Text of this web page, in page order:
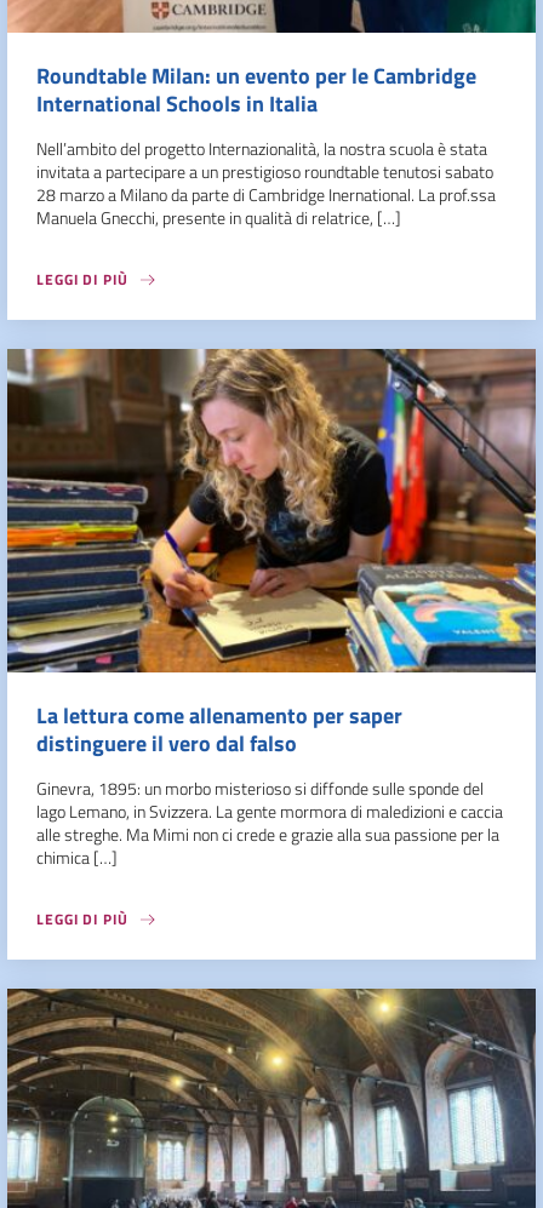
Roundtable Milan: un evento per le Cambridge
International Schools in Italia
Nell’ambito del progetto Internazionalità, la nostra scuola è stata
invitata a partecipare a un prestigioso roundtable tenutosi sabato
28 marzo a Milano da parte di Cambridge Inernational. La prof.ssa
Manuela Gnecchi, presente in qualità di relatrice, […]
LEGGI DI PIÙ
La lettura come allenamento per saper
distinguere il vero dal falso
Ginevra, 1895: un morbo misterioso si diffonde sulle sponde del
lago Lemano, in Svizzera. La gente mormora di maledizioni e caccia
alle streghe. Ma Mimi non ci crede e grazie alla sua passione per la
chimica […]
LEGGI DI PIÙ